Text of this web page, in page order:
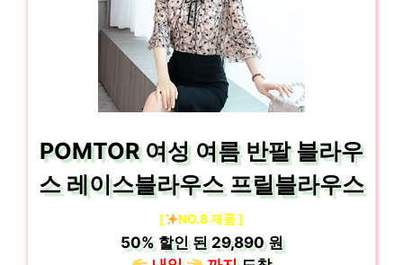
POMTOR 여성 여름 반팔 블라우
스 레이스블라우스 프릴블라우스
[ NO.8 제품 ]
50%할인 된29,890 원